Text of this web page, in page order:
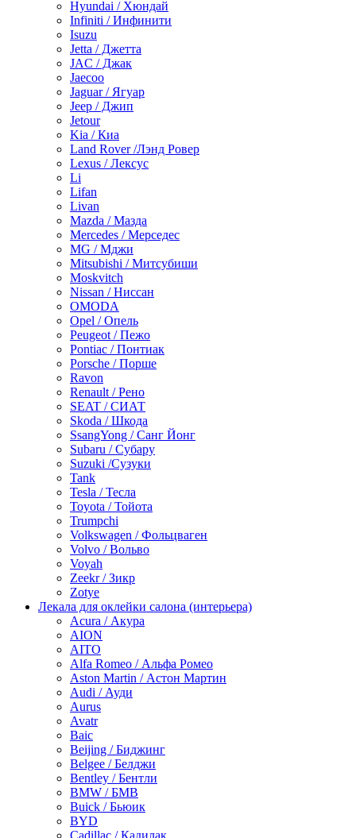
Hyundai / Хюндай
Infiniti / Инфинити
Isuzu
Jetta / Джетта
JAC / Джак
Jaecoo
Jaguar / Ягуар
Jeep / Джип
Jetour
Kia / Киа
Land Rover /Лэнд Ровер
Lexus / Лексус
Li
Lifan
Livan
Mazda / Мазда
Mercedes / Мерседес
MG / Мджи
Mitsubishi / Митсубиши
Moskvitch
Nissan / Ниссан
OMODA
Opel / Опель
Peugeot / Пежо
Pontiac / Понтиак
Porsche / Порше
Ravon
Renault / Рено
SEAT / СИАТ
Skoda / Шкода
SsangYong / Санг Йонг
Subaru / Субару
Suzuki /Сузуки
Tank
Tesla / Тесла
Toyota / Тойота
Trumpchi
Volkswagen / Фольцваген
Volvo / Вольво
Voyah
Zeekr / Зикр
Zotye
Лекала для оклейки салона (интерьера)
Acura / Акура
AION
AITO
Alfa Romeo / Альфа Ромео
Aston Martin / Астон Мартин
Audi / Ауди
Aurus
Avatr
Baic
Beijing / Биджинг
Belgee / Белджи
Bentley / Бентли
BMW / БМВ
Buick / Бьюик
BYD
Cadillac / Кадилак